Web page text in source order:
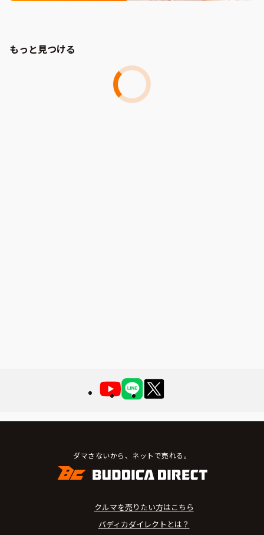
もっと見つける
ダマさないから、ネットで売れる。
クルマを売りたい方はこちら
バディカダイレクトとは？